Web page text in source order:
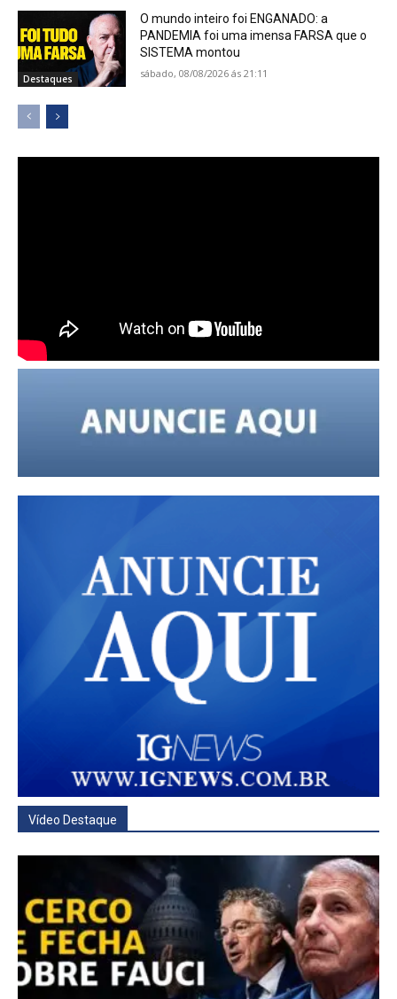
Destaques
O mundo inteiro foi ENGANADO: a
PANDEMIA foi uma imensa FARSA que o
SISTEMA montou
sábado, 08/08/2026 ás 21:11
Vídeo Destaque